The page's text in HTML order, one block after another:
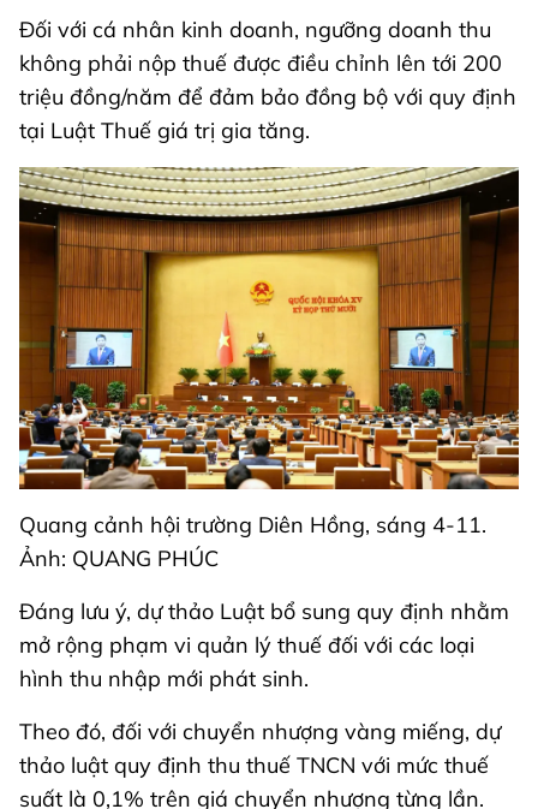
Đối với cá nhân kinh doanh, ngưỡng doanh thu
không phải nộp thuế được điều chỉnh lên tới 200
triệu đồng/năm để đảm bảo đồng bộ với quy định
tại Luật Thuế giá trị gia tăng.
Quang cảnh hội trường Diên Hồng, sáng 4-11.
Ảnh: QUANG PHÚC
Đáng lưu ý, dự thảo Luật bổ sung quy định nhằm
mở rộng phạm vi quản lý thuế đối với các loại
hình thu nhập mới phát sinh.
Theo đó, đối với chuyển nhượng vàng miếng, dự
thảo luật quy định thu thuế TNCN với mức thuế
suất là 0,1% trên giá chuyển nhượng từng lần.